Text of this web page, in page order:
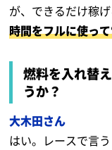
が、できるだけ稼
時間をフルに使っ
燃料を入れ替
うか？
大木田さん
はい。レースで言